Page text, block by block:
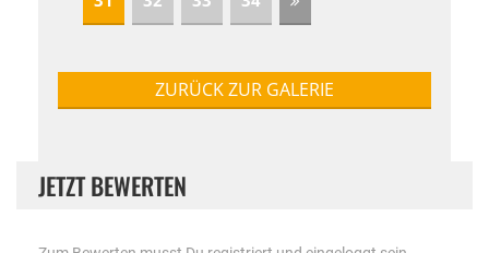
ZURÜCK ZUR GALERIE
JETZT BEWERTEN